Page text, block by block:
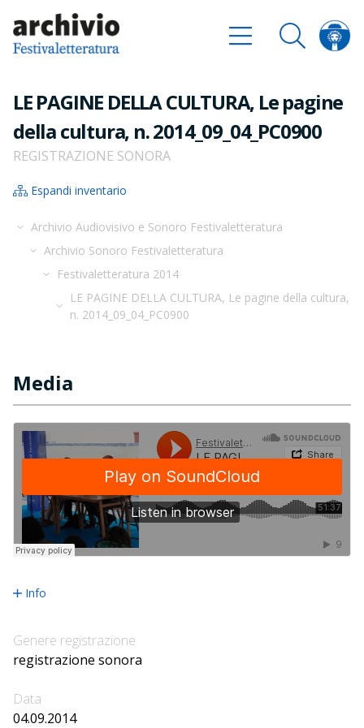
LE PAGINE DELLA CULTURA, Le pagine
della cultura, n. 2014_09_04_PC0900
REGISTRAZIONE SONORA
Espandi inventario
Archivio Audiovisivo e Sonoro Festivaletteratura
Archivio Sonoro Festivaletteratura
Festivaletteratura 2014
LE PAGINE DELLA CULTURA, Le pagine della cultura,
n. 2014_09_04_PC0900
Media
Info
Genere registrazione
registrazione sonora
Data
04.09.2014